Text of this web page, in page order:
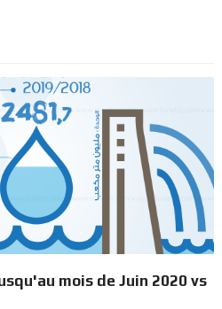
mois de Juin 2020 vs